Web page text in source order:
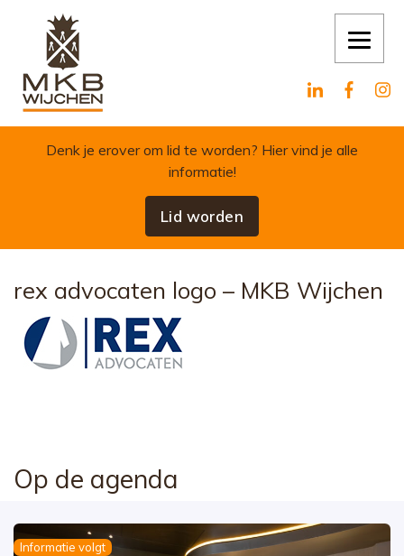
Skip to content
Denk je erover om lid te worden? Hier vind je alle
informatie!
Lid worden
rex advocaten logo – MKB Wijchen
Op de agenda
Informatie volgt